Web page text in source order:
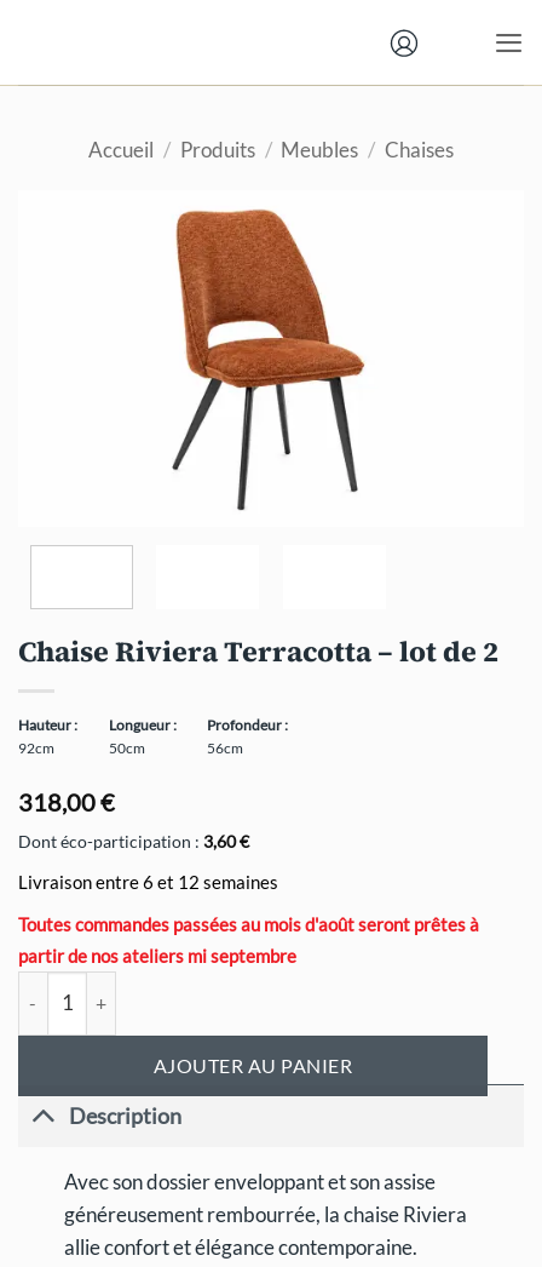
Accueil / Produits / Meubles / Chaises
Chaise Riviera Terracotta – lot de 2
Hauteur :
92cm
Longueur :
50cm
Profondeur :
56cm
318,00€
Dont éco-participation : 3,60€
Livraison entre 6 et 12 semaines
Toutes commandes passées au mois d'août seront prêtes à
partir de nos ateliers mi septembre
AJOUTER AU PANIER
Description
Avec son dossier enveloppant et son assise
généreusement rembourrée, la chaise Riviera
allie confort et élégance contemporaine.